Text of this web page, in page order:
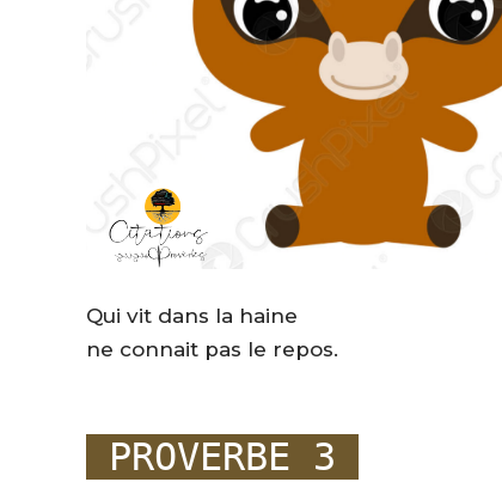
Qui vit dans la haine
ne connait pas le repos.
PROVERBE 3